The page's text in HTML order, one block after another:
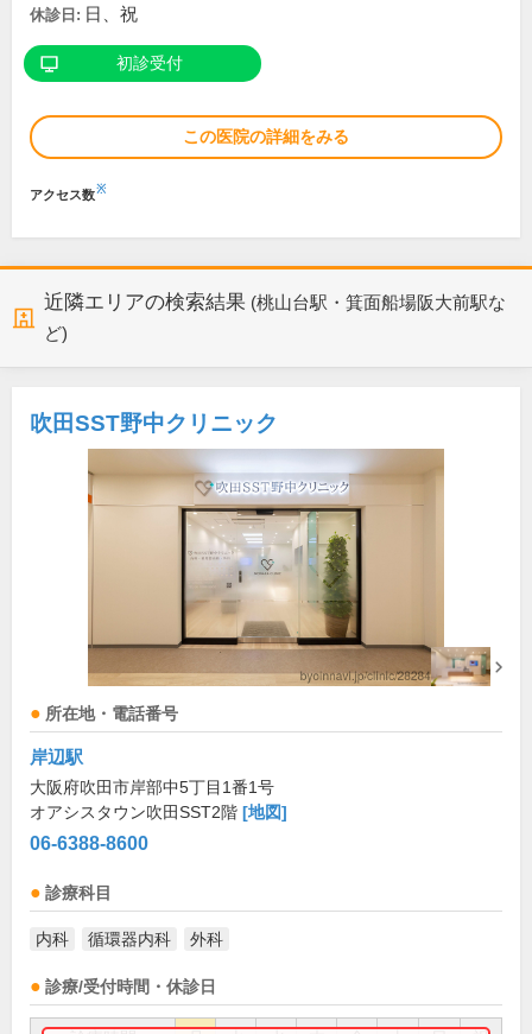
休診日: 日、祝
初診受付
この医院の詳細をみる
アクセス数※
近隣エリアの検索結果 (桃山台駅・箕面船場阪大前駅な
ど)
吹田SST野中クリニック
所在地・電話番号
岸辺駅
大阪府吹田市岸部中5丁目1番1号
オアシスタウン吹田SST2階 [地図]
06-6388-8600
診療科目
内科 循環器内科 外科
診療/受付時間・休診日